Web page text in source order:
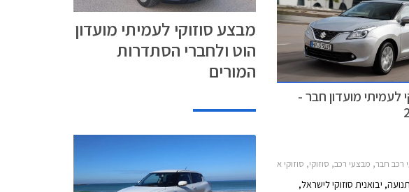
לעמיתי מועדון חבר -
סוזוקי, סוזוקי איגניס 2017-2020, סוזוקי בלנו 2016-2020, סוזוקי ג'ימני 2019-2025, סוזוקי ויטרה 2019-2025, סוזוקי סוויפט 2017-2020, סוזוקי קרוסאובר 2017-2022חבר
יבואנית סוזוקי לישראל,
מבצע סוזוקי לעמיתי מועדון
הוט ולחברי הסתדרות
המורים